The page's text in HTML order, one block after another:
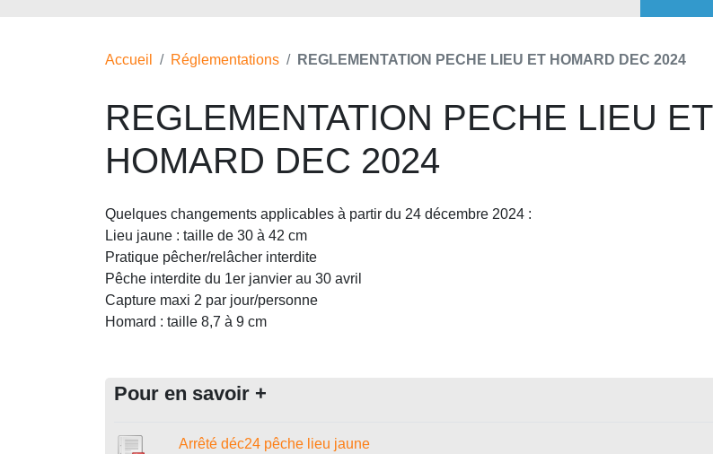
Accueil Réglementations REGLEMENTATION PECHE LIEU ET HOMARD DEC 2024
REGLEMENTATION PECHE LIEU ET
HOMARD DEC 2024
Quelques changements applicables à partir du 24 décembre 2024 :
Lieu jaune : taille de 30 à 42 cm
Pratique pêcher/relâcher interdite
Pêche interdite du 1er janvier au 30 avril
Capture maxi 2 par jour/personne
Homard : taille 8,7 à 9 cm
Pour en savoir +
Arrêté déc24 pêche lieu jaune